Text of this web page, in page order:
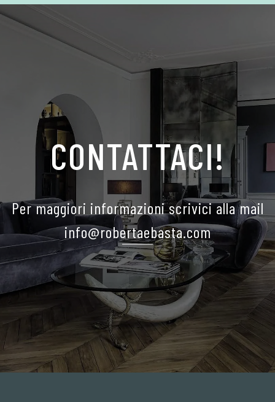
CONTATTACI!
Per maggiori informazioni scrivici alla mail
info@robertaebasta.com